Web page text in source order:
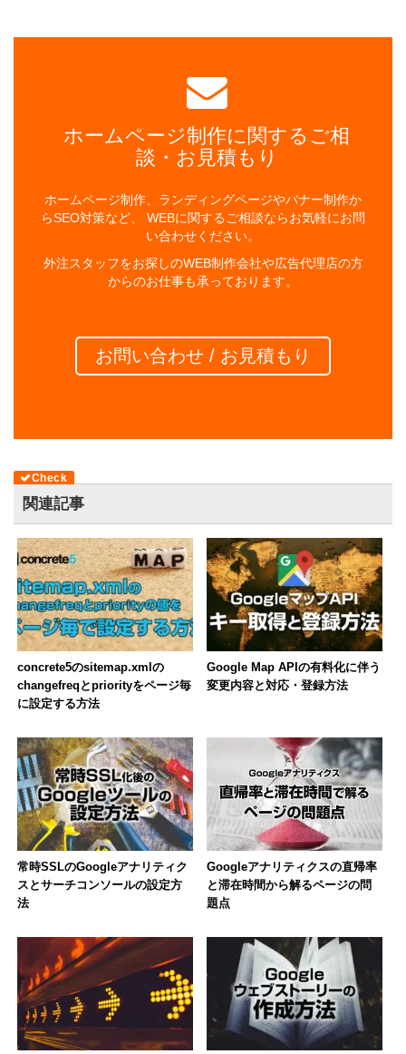
ホームページ制作に関するご相
談・お見積もり
ホームページ制作、ランディングページやバナー制作か
らSEO対策など、 WEBに関するご相談ならお気軽にお問
い合わせください。
外注スタッフをお探しのWEB制作会社や広告代理店の方
からのお仕事も承っております。
お問い合わせ / お見積もり
関連記事
concrete5のsitemap.xmlの
changefreqとpriorityをページ毎
に設定する方法
Google Map APIの有料化に伴う
変更内容と対応・登録方法
常時SSLのGoogleアナリティク
スとサーチコンソールの設定方
法
Googleアナリティクスの直帰率
と滞在時間から解るページの問
題点